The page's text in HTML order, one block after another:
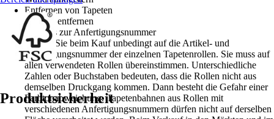
Entfernen von Tapeten
Nass zu entfernen
Hinweis zur Anfertigungsnummer
Achten Sie beim Kauf unbedingt auf die Artikel- und
Anfertigungsnummer der einzelnen Tapetenrollen. Sie muss auf
allen verwendeten Rollen übereinstimmen. Unterschiedliche
Zahlen oder Buchstaben bedeuten, dass die Rollen nicht aus
demselben Druckgang kommen. Dann besteht die Gefahr einer
Farbtonabweichung. Tapetenbahnen aus Rollen mit
verschiedenen Anfertigungsnummern dürfen nicht auf derselben
Produktsicherheit